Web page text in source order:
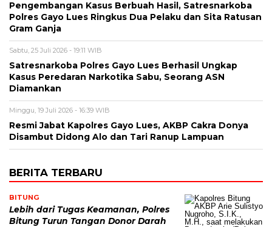
Pengembangan Kasus Berbuah Hasil, Satresnarkoba
Polres Gayo Lues Ringkus Dua Pelaku dan Sita Ratusan
Gram Ganja
Sabtu, 25 Juli 2026 - 19:11 WIB
Satresnarkoba Polres Gayo Lues Berhasil Ungkap
Kasus Peredaran Narkotika Sabu, Seorang ASN
Diamankan
Minggu, 19 Juli 2026 - 16:39 WIB
Resmi Jabat Kapolres Gayo Lues, AKBP Cakra Donya
Disambut Didong Alo dan Tari Ranup Lampuan
BERITA TERBARU
BITUNG
Lebih dari Tugas Keamanan, Polres
Bitung Turun Tangan Donor Darah